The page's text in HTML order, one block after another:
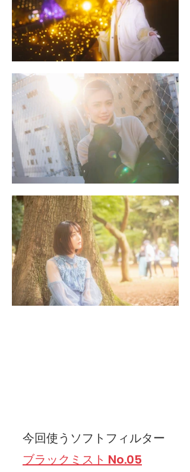
今回使うソフトフィルター
ブラックミスト No.05